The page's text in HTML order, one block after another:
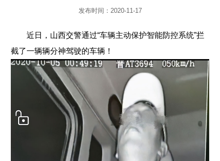
发布时间：2020-11-17
近日，山西交警通过“车辆主动保护智能防控系统”拦
截了一辆辆分神驾驶的车辆！